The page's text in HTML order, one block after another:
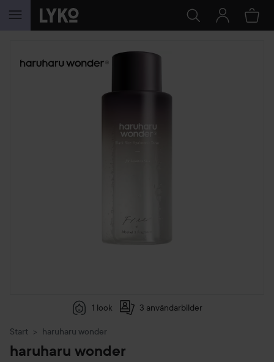
HOPPA TILL INNEHÅLLET
1 look 3 användarbilder
Start haruharu wonder
haruharu wonder